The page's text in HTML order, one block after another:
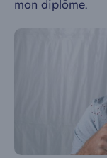
mon diplôme.